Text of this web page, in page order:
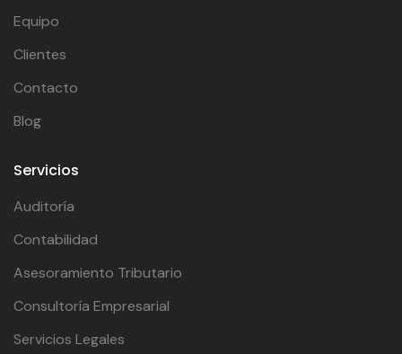
Equipo
Clientes
Contacto
Blog
Servicios
Auditoría
Contabilidad
Asesoramiento Tributario
Consultoría Empresarial
Servicios Legales